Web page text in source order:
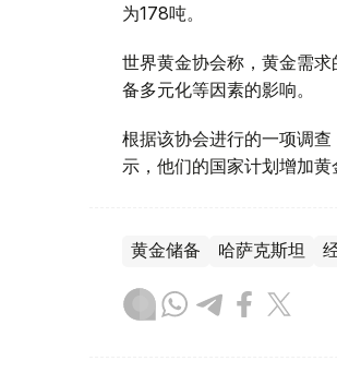
为178吨。
世界黄金协会称，黄金需
备多元化等因素的影响。
根据该协会进行的一项调
示，他们的国家计划增加黄
黄金储备 哈萨克斯坦